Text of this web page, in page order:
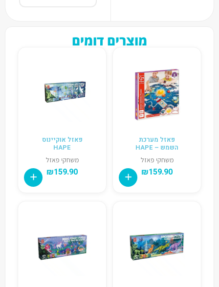
מוצרים דומים
פאזל מערכת
השמש – HAPE
משחקי פאזל
₪159.90
פאזל אוקיינוס
HAPE
משחקי פאזל
₪159.90